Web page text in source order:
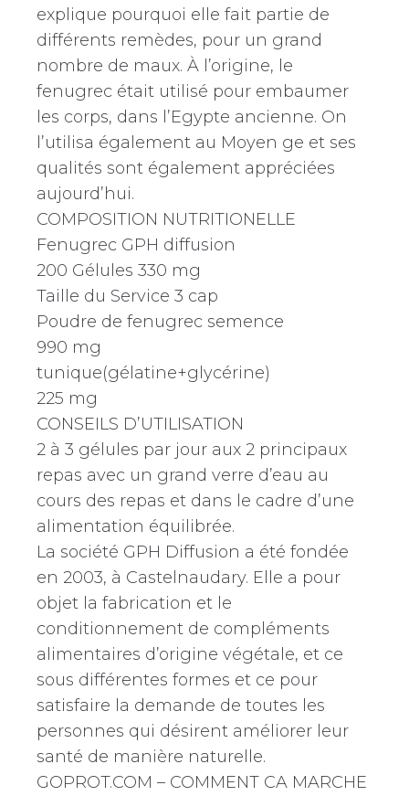
explique pourquoi elle fait partie de
différents remèdes, pour un grand
nombre de maux. À l’origine, le
fenugrec était utilisé pour embaumer
les corps, dans l’Egypte ancienne. On
l’utilisa également au Moyen ge et ses
qualités sont également appréciées
aujourd’hui.
COMPOSITION NUTRITIONELLE
Fenugrec GPH diffusion
200 Gélules 330 mg
Taille du Service 3 cap
Poudre de fenugrec semence
990 mg
tunique(gélatine+glycérine)
225 mg
CONSEILS D’UTILISATION
2 à 3 gélules par jour aux 2 principaux
repas avec un grand verre d’eau au
cours des repas et dans le cadre d’une
alimentation équilibrée.
La société GPH Diffusion a été fondée
en 2003, à Castelnaudary. Elle a pour
objet la fabrication et le
conditionnement de compléments
alimentaires d’origine végétale, et ce
sous différentes formes et ce pour
satisfaire la demande de toutes les
personnes qui désirent améliorer leur
santé de manière naturelle.
GOPROT.COM – COMMENT CA MARCHE